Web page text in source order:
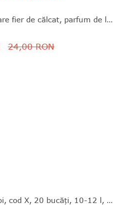
Baton curăţare fier de călcat, parfum de lămâie, 11.8x3 cm, Rayen - 8412955061630
24,00 RON
Saci de gunoi, cod X, 20 bucăţi, 10-12 l, Brabantia - 8710755116728